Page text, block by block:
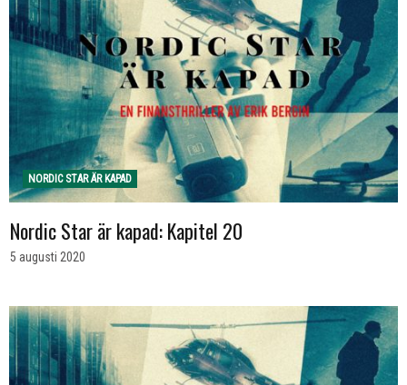
NORDIC STAR ÄR KAPAD
Nordic Star är kapad: Kapitel 20
5 augusti 2020